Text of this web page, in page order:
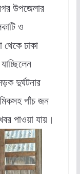
উপজেলার
ও
থেকে ঢাকা
দুর্ঘটনার
পাঁচ জন
পাওয়া যায়।